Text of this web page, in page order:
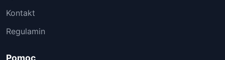
Kontakt
Regulamin
Pomoc